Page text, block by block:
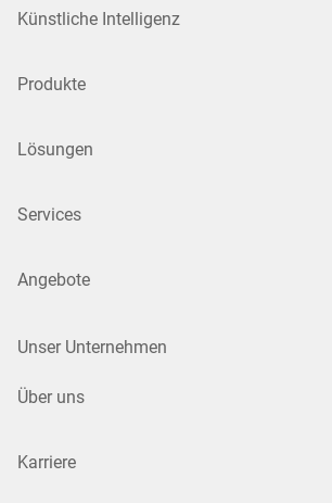
Künstliche Intelligenz
Produkte
Lösungen
Services
Angebote
Unser Unternehmen
Über uns
Karriere